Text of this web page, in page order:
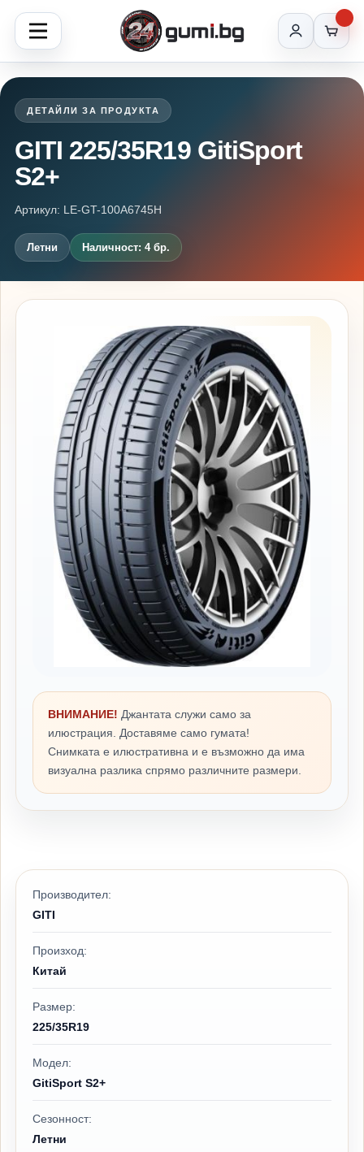
ДЕТАЙЛИ ЗА ПРОДУКТА
GITI 225/35R19 GitiSport
S2+
Артикул: LE-GT-100A6745H
Летни Наличност: 4 бр.
ВНИМАНИЕ! Джантата служи само за
илюстрация. Доставяме само гумата!
Снимката е илюстративна и е възможно да има
визуална разлика спрямо различните размери.
Производител:
GITI
Произход:
Китай
Размер:
225/35R19
Модел:
GitiSport S2+
Сезонност:
Летни